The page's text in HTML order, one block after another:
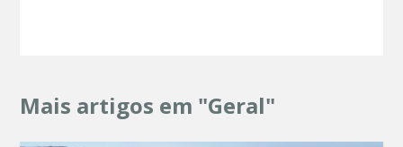
Mais artigos em "Geral"